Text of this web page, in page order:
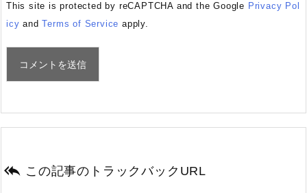
This site is protected by reCAPTCHA and the Google Privacy Pol
icy andTerms of Service apply.
 この記事のトラックバックURL